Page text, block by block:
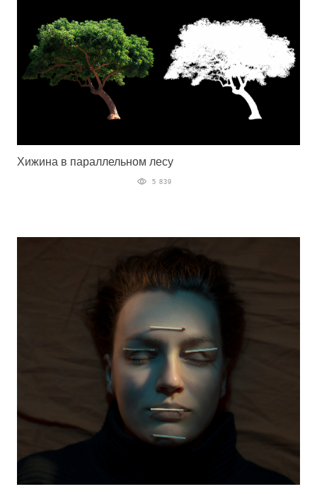
Хижина в параллельном лесу
5 839